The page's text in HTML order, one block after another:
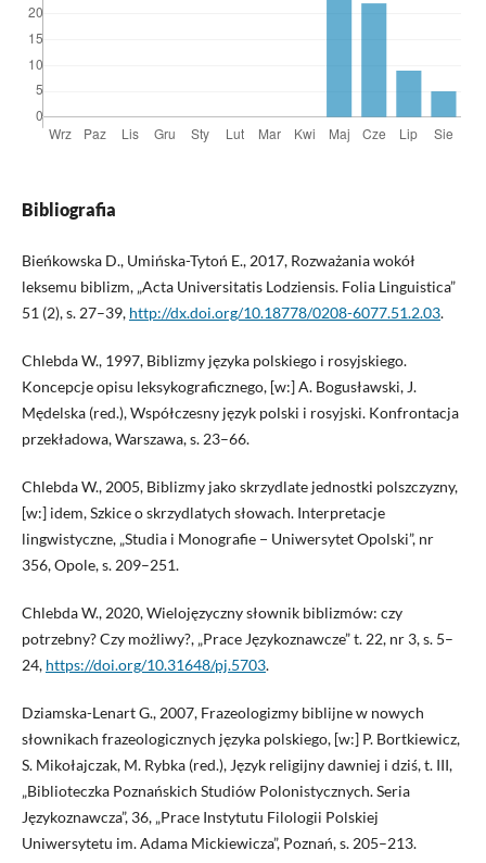
Bibliografia
Bieńkowska D., Umińska-Tytoń E., 2017, Rozważania wokół
leksemu biblizm, „Acta Universitatis Lodziensis. Folia Linguistica”
51 (2), s. 27–39, http://dx.doi.org/10.18778/0208-6077.51.2.03.
Chlebda W., 1997, Biblizmy języka polskiego i rosyjskiego.
Koncepcje opisu leksykograficznego, [w:] A. Bogusławski, J.
Mędelska (red.), Współczesny język polski i rosyjski. Konfrontacja
przekładowa, Warszawa, s. 23–66.
Chlebda W., 2005, Biblizmy jako skrzydlate jednostki polszczyzny,
[w:] idem, Szkice o skrzydlatych słowach. Interpretacje
lingwistyczne, „Studia i Monografie − Uniwersytet Opolski”, nr
356, Opole, s. 209–251.
Chlebda W., 2020, Wielojęzyczny słownik biblizmów: czy
potrzebny? Czy możliwy?, „Prace Językoznawcze” t. 22, nr 3, s. 5–
24, https://doi.org/10.31648/pj.5703.
Dziamska-Lenart G., 2007, Frazeologizmy biblijne w nowych
słownikach frazeologicznych języka polskiego, [w:] P. Bortkiewicz,
S. Mikołajczak, M. Rybka (red.), Język religijny dawniej i dziś, t. III,
„Biblioteczka Poznańskich Studiów Polonistycznych. Seria
Językoznawcza”, 36, „Prace Instytutu Filologii Polskiej
Uniwersytetu im. Adama Mickiewicza”, Poznań, s. 205–213.